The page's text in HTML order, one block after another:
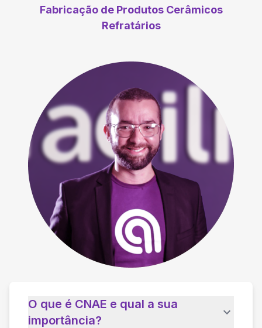
Fabricação de Produtos Cerâmicos
Refratários
O que é CNAE e qual a sua
importância?